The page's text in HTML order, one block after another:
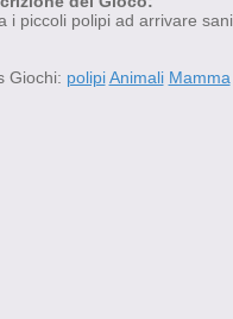
i piccoli polipi ad arrivare
Giochi: polipi Animali Mamma